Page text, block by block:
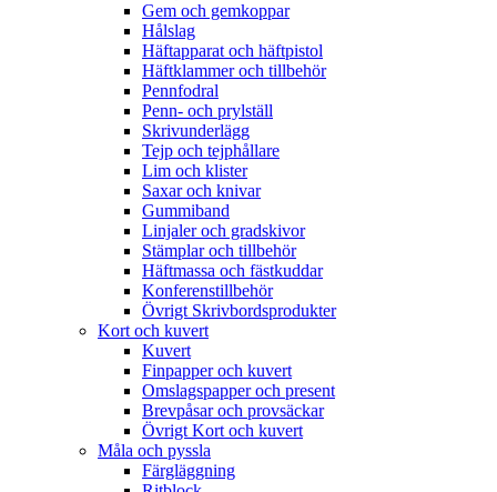
Gem och gemkoppar
Hålslag
Häftapparat och häftpistol
Häftklammer och tillbehör
Pennfodral
Penn- och prylställ
Skrivunderlägg
Tejp och tejphållare
Lim och klister
Saxar och knivar
Gummiband
Linjaler och gradskivor
Stämplar och tillbehör
Häftmassa och fästkuddar
Konferenstillbehör
Övrigt Skrivbordsprodukter
Kort och kuvert
Kuvert
Finpapper och kuvert
Omslagspapper och present
Brevpåsar och provsäckar
Övrigt Kort och kuvert
Måla och pyssla
Färgläggning